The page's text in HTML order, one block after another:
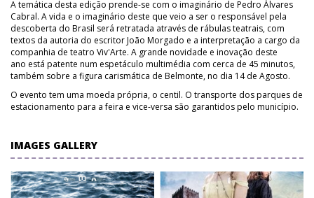
A temática desta edição prende-se com o imaginário de Pedro Álvares
Cabral. A vida e o imaginário deste que veio a ser o responsável pela
descoberta do Brasil será retratada através de rábulas teatrais, com
textos da autoria do escritor João Morgado e a interpretação a cargo da
companhia de teatro Viv'Arte. A grande novidade e inovação deste
ano está patente num espetáculo multimédia com cerca de 45 minutos,
também sobre a figura carismática de Belmonte, no dia 14 de Agosto.
O evento tem uma moeda própria, o centil. O transporte dos parques de
estacionamento para a feira e vice-versa são garantidos pelo município.
IMAGES GALLERY